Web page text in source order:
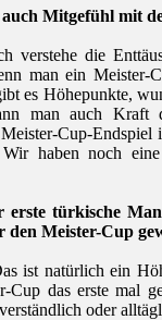
auch Mitgefühl mit
verstehe die
man ein Meister-
es Höhepunkte,
man auch Kraft
Cup-
Wir haben noch
erste türkische
den Meister-Cup
ist natürlich ein
Cup das erste mal
oder